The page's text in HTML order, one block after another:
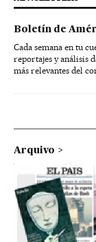
Boletín de
Cada semana en tu
reportajes y análisis
más relevantes del
Arquivo